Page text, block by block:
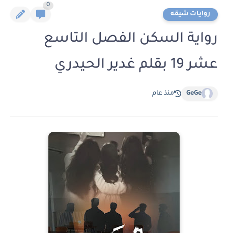
روايات شيقه
0
رواية السكن الفصل التاسع
عشر 19 بقلم غدير الحيدري
GeGe منذ عام